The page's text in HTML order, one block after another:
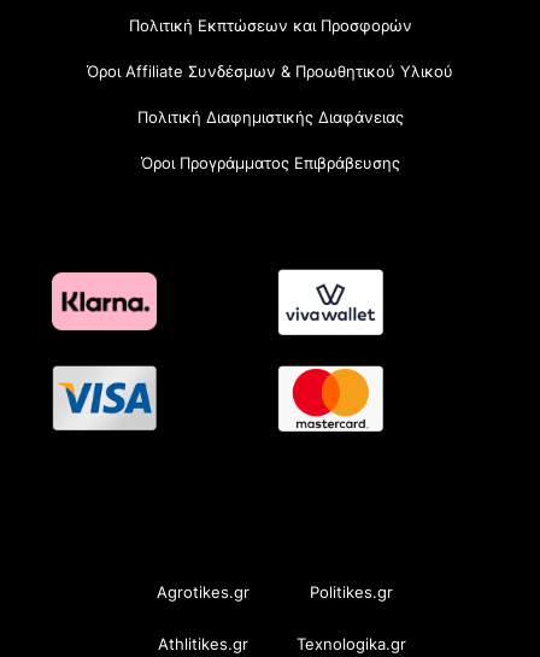
Πολιτική Εκπτώσεων και Προσφορών
Όροι Affiliate Συνδέσμων & Προωθητικού Υλικού
Πολιτική Διαφημιστικής Διαφάνειας
Όροι Προγράμματος Επιβράβευσης
Agrotikes.gr Politikes.gr
Athlitikes.gr Texnologika.gr